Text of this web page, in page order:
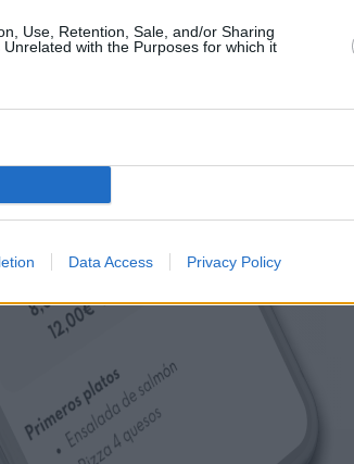
Use, Retention, Sale, and/or Sharing
with the Purposes for which it
Data Access Privacy Policy